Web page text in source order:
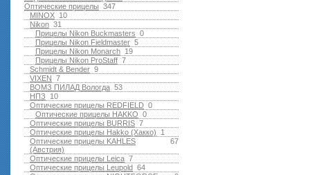
347
Оптические прицелы
10
MINOX
31
Nikon
0
Прицелы Nikon Buckmasters
5
Прицелы Nikon Fieldmaster
19
Прицелы Nikon Monarch
7
Прицелы Nikon ProStaff
9
Schmidt & Bender
7
VIXEN
53
ВОМЗ ПИЛАД Вологда
10
НПЗ
0
Оптические прицелы REDFIELD
0
Оптические прицелы HAKKO
7
Оптические прицелы BURRIS
1
Оптические прицелы Hakko (Хакко)
67
Оптические прицелы KAHLES
(Австрия)
7
Оптические прицелы Leica
64
Оптические прицелы Leupold